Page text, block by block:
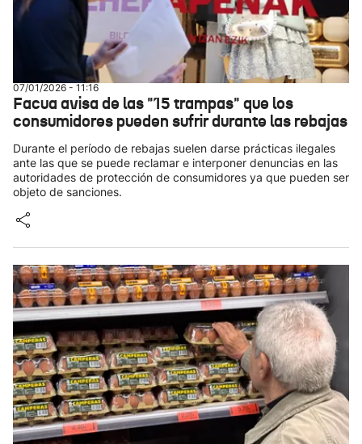
07/01/2026 - 11:16
Facua avisa de las "15 trampas" que los
consumidores pueden sufrir durante las rebajas
Durante el período de rebajas suelen darse prácticas ilegales
ante las que se puede reclamar e interponer denuncias en las
autoridades de protección de consumidores ya que pueden ser
objeto de sanciones.